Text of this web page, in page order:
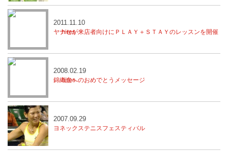
ヤナセが来店者向けにＰＬＡＹ＋ＳＴＡＹのレッスンを開催
2011.11.10
錦織圭へのおめでとうメッセージ
2008.02.19
ヨネックステニスフェスティバル
2007.09.29